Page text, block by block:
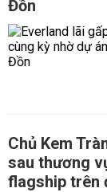
Đồn
Chủ Kem
sau thương
flagship trên